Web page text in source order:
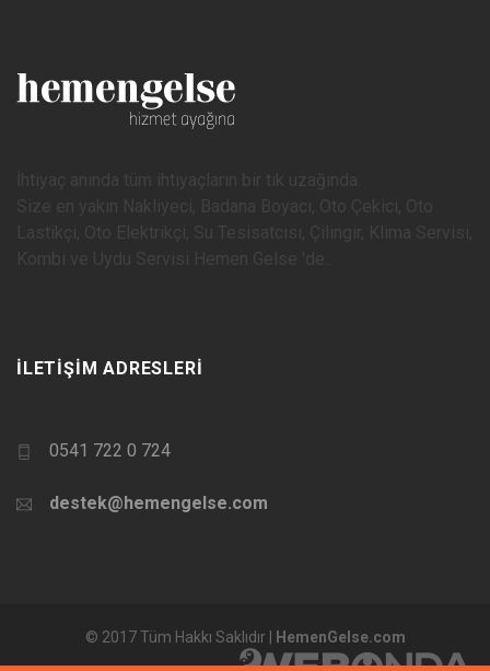
İLETIŞIM ADRESLERI
0541 722 0 724
destek@hemengelse.com
© 2017 Tüm Hakkı Saklıdır | HemenGelse.com